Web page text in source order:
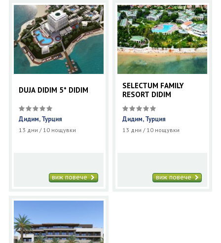
DUJA DIDIM 5* DIDIM
Дидим, Турция
13 дни / 10 нощувки
виж повече
SELECTUM FAMILY
RESORT DIDIM
Дидим, Турция
13 дни / 10 нощувки
виж повече